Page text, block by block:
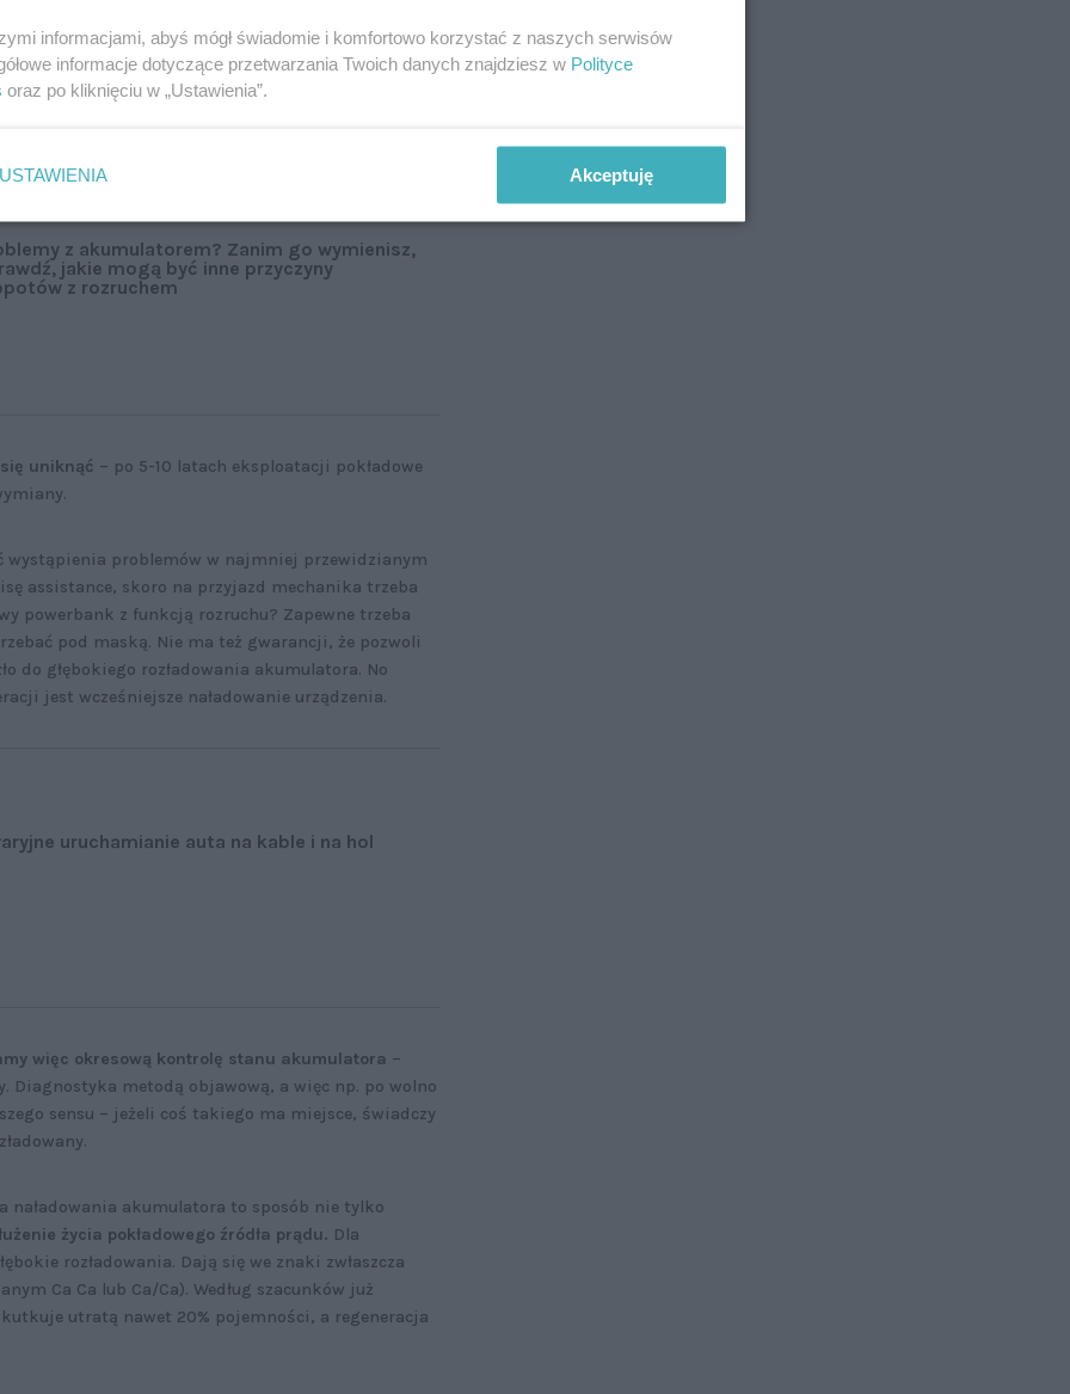
rzucają się też bardzo niskie oceny wielu modeli
na napęd hybrydowy. Winowajcą okazały się
z akumulatorem? Zanim go wymienisz,
jakie mogą być inne przyczyny
z rozruchem
uniknąć – po 5-10 latach eksploatacji pokładowe
problemów w najmniej przewidzianym
assistance, skoro na przyjazd mechanika trzeba
powerbank z funkcją rozruchu? Zapewne trzeba
pod maską. Nie ma też gwarancji, że pozwoli
do głębokiego rozładowania akumulatora. No
jest wcześniejsze naładowanie urządzenia.
uruchamianie auta na kable i na hol
więc okresową kontrolę stanu akumulatora –
Diagnostyka metodą objawową, a więc np. po wolno
sensu – jeżeli coś takiego ma miejsce, świadczy
naładowania akumulatora to sposób nie tylko
życia pokładowego źródła prądu. Dla
rozładowania. Dają się we znaki zwłaszcza
Ca Ca lub Ca/Ca). Według szacunków już
utratą nawet 20% pojemności, a regeneracja
informacjami, abyś mógł świadomie i komfortowo korzystać z naszych serwisów
informacje dotyczące przetwarzania Twoich danych znajdziesz w Polityce
oraz po kliknięciu w „Ustawienia”.
USTAWIENIA Akceptuję